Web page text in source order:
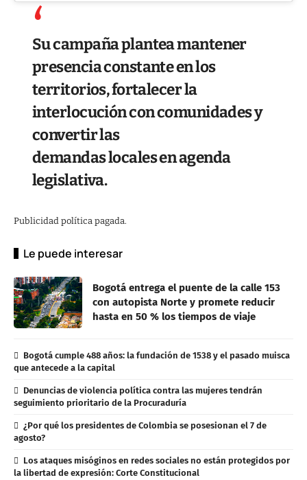
Su campaña plantea mantener
presencia constante en los
territorios, fortalecer la
interlocución con comunidades y
convertir las
demandas locales en agenda
legislativa.
Publicidad política pagada.
Le puede interesar
Bogotá entrega el puente de la calle 153
con autopista Norte y promete reducir
hasta en 50 % los tiempos de viaje
Bogotá cumple 488 años: la fundación de 1538 y el pasado muisca
que antecede a la capital
Denuncias de violencia política contra las mujeres tendrán
seguimiento prioritario de la Procuraduría
¿Por qué los presidentes de Colombia se posesionan el 7 de
agosto?
Los ataques misóginos en redes sociales no están protegidos por
la libertad de expresión: Corte Constitucional